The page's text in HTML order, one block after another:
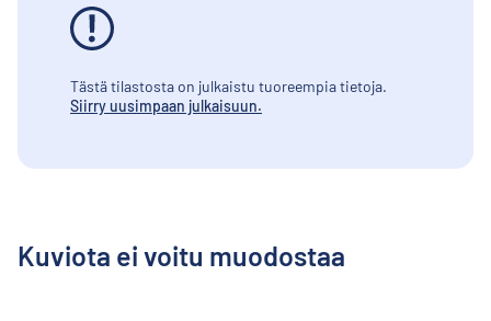
Tästä tilastosta on julkaistu tuoreempia tietoja.
Siirry uusimpaan julkaisuun.
Kuviota ei voitu muodostaa